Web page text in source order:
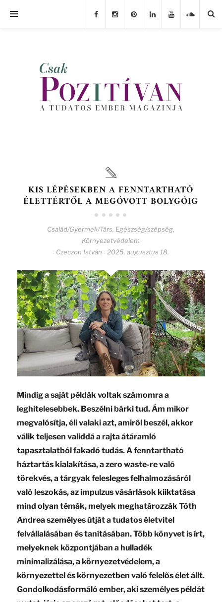
KIS LÉPÉSEKBEN A FENNTARTHATÓ
ÉLETTÉRTŐL A MEGÓVOTT BOLYGÓIG
Család/Gyermek/Társ, Egészség/szépség,
Környezetvédelem
- Czeczon István - 2025. augusztus 18.
Mindig a saját példák voltak számomra a
leghitelesebbek. Beszélni bárki tud. Ám mikor
megvalósítja, éli valaki azt, amiről beszél, akkor
válik teljesen validdá a rajta átáramló
tapasztalatból fakadó tudás. A fenntartható
háztartás kialakítása, a zero waste-re való
törekvés, a tárgyak felesleges felhalmozásáról
való leszokás, az impulzus vásárlások kiiktatása
mind olyan témák, melyek meghatározzák Tóth
Andrea személyes útját a tudatos életvitel
felvállalásában és tanításában. Több könyvet is írt,
melyeknek központjában a hulladék
minimalizálása, a környezetvédelem, a
környezettel és környezetben való felelős élet állt.
Gondolkodásformáló ember, aki személyes példát